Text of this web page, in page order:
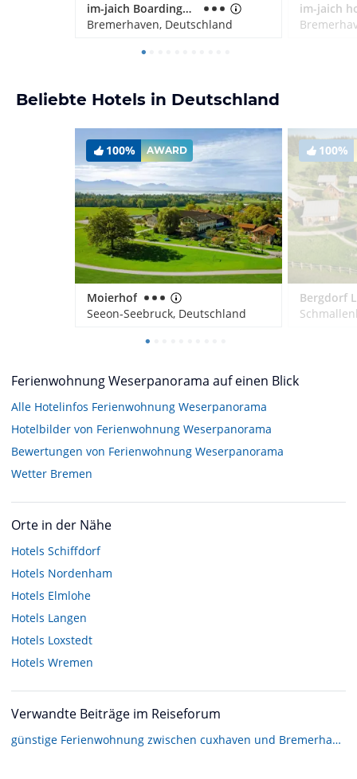
im-jaich Boardinghouse Bremerhaven
Bremerhaven, Deutschland
Beliebte Hotels in Deutschland
100% AWARD
Moierhof
Seeon-Seebruck, Deutschland
100%
Ferienwohnung Weserpanorama auf einen Blick
Alle Hotelinfos Ferienwohnung Weserpanorama
Hotelbilder von Ferienwohnung Weserpanorama
Bewertungen von Ferienwohnung Weserpanorama
Wetter Bremen
Orte in der Nähe
Hotels Schiffdorf
Hotels Nordenham
Hotels Elmlohe
Hotels Langen
Hotels Loxstedt
Hotels Wremen
Verwandte Beiträge im Reiseforum
günstige Ferienwohnung zwischen cuxhaven und Bremerhaven?